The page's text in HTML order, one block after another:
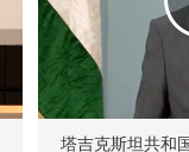
塔吉克斯坦共和